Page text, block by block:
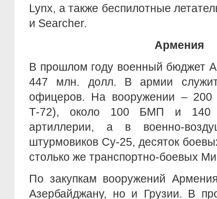
Lynx, а также беспилотные
и Searcher.
Армения
В прошлом году военный бюджет
447 млн. долл. В армии
офицеров. На вооружении – 200
Т-72), около 100 БМП и 140
артиллерии, а в военно-
штурмовиков Су-25, десяток
столько же транспортно-боевых
По закупкам вооружений
Азербайджану, но и Грузии. В